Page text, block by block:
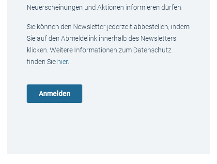
Neuerscheinungen und Aktionen informieren dürfen.
Sie können den Newsletter jederzeit abbestellen, indem
Sie auf den Abmeldelink innerhalb des Newsletters
klicken. Weitere Informationen zum Datenschutz
finden Sie hier.